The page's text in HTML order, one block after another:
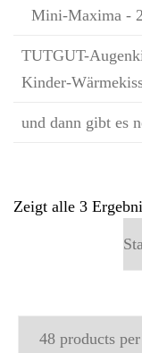
Mini-Maxima -
TUTGUT-
Kinder-
und dann gibt es
Zeigt alle 3